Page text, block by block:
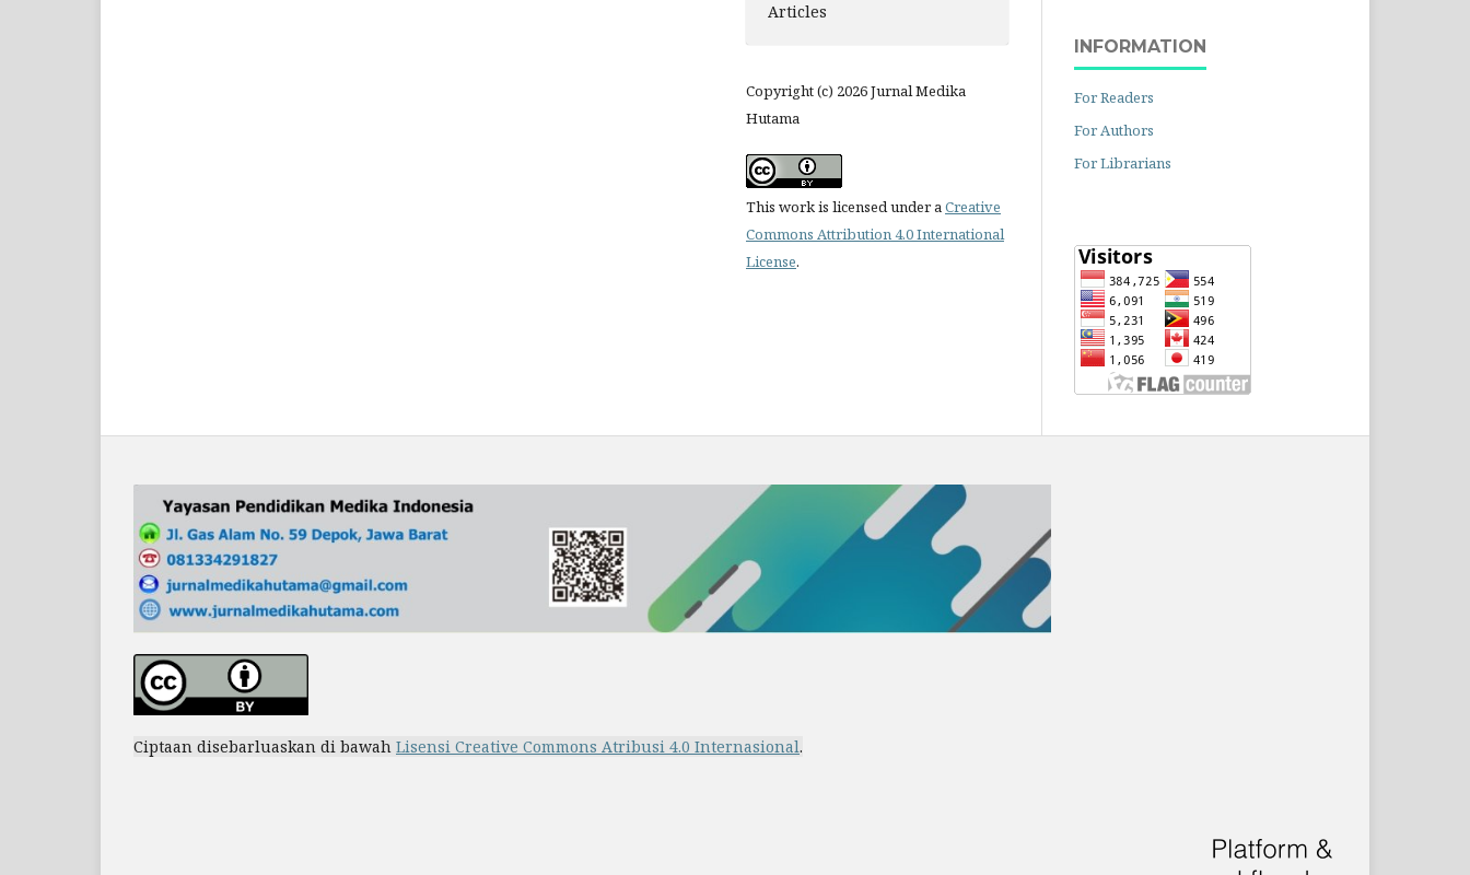
Articles
Copyright (c) 2026 Jurnal Medika
Hutama
This work is licensed under aCreative
Commons Attribution 4.0 International
License.
INFORMATION
For Readers
For Authors
For Librarians
Ciptaan disebarluaskan di bawah Lisensi Creative Commons Atribusi 4.0 Internasional.